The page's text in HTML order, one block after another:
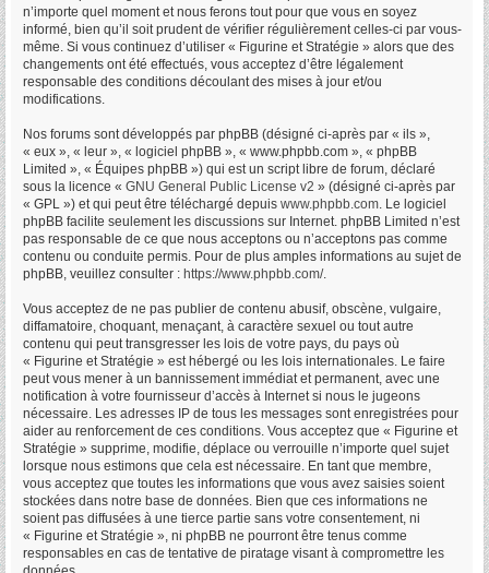
n’importe quel moment et nous ferons tout pour que vous en soyez
informé, bien qu’il soit prudent de vérifier régulièrement celles-ci par vous-
même. Si vous continuez d’utiliser « Figurine et Stratégie » alors que des
changements ont été effectués, vous acceptez d’être légalement
responsable des conditions découlant des mises à jour et/ou
modifications.
Nos forums sont développés par phpBB (désigné ci-après par « ils »,
« eux », « leur », « logiciel phpBB », « www.phpbb.com », « phpBB
Limited », « Équipes phpBB ») qui est un script libre de forum, déclaré
sous la licence « GNU General Public License v2 » (désigné ci-après par
« GPL ») et qui peut être téléchargé depuis www.phpbb.com. Le logiciel
phpBB facilite seulement les discussions sur Internet. phpBB Limited n’est
pas responsable de ce que nous acceptons ou n’acceptons pas comme
contenu ou conduite permis. Pour de plus amples informations au sujet de
phpBB, veuillez consulter : https://www.phpbb.com/.
Vous acceptez de ne pas publier de contenu abusif, obscène, vulgaire,
diffamatoire, choquant, menaçant, à caractère sexuel ou tout autre
contenu qui peut transgresser les lois de votre pays, du pays où
« Figurine et Stratégie » est hébergé ou les lois internationales. Le faire
peut vous mener à un bannissement immédiat et permanent, avec une
notification à votre fournisseur d’accès à Internet si nous le jugeons
nécessaire. Les adresses IP de tous les messages sont enregistrées pour
aider au renforcement de ces conditions. Vous acceptez que « Figurine et
Stratégie » supprime, modifie, déplace ou verrouille n’importe quel sujet
lorsque nous estimons que cela est nécessaire. En tant que membre,
vous acceptez que toutes les informations que vous avez saisies soient
stockées dans notre base de données. Bien que ces informations ne
soient pas diffusées à une tierce partie sans votre consentement, ni
« Figurine et Stratégie », ni phpBB ne pourront être tenus comme
responsables en cas de tentative de piratage visant à compromettre les